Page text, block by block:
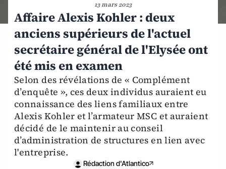
13 mars 2023
Affaire Alexis Kohler : deux
anciens supérieurs de l'actuel
secrétaire général de l'Elysée ont
été mis en examen
Selon des révélations de « Complément
d’enquête », ces deux individus auraient eu
connaissance des liens familiaux entre
Alexis Kohler et l’armateur MSC et auraient
décidé de le maintenir au conseil
d’administration de structures en lien avec
l'entreprise.
Rédaction d'Atlantico